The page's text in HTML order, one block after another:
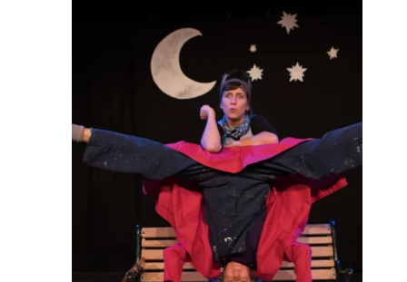
WOW LOOK AT THIS!
This is an optional,
customizable off
ABOUT SALIENT
The Castle
Unit 345
2500 Castle Dr